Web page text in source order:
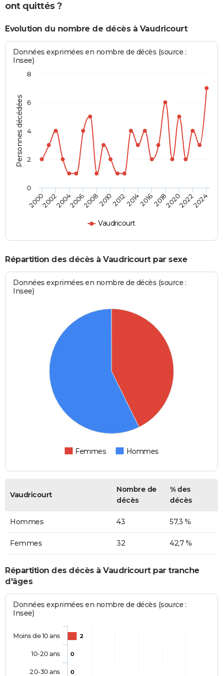
ont quittés ?
Evolution du nombre de décès à Vaudricourt
Personnes décédées
Données exprimées en nombre de décès (source :
Insee)
Vaudricourt
2000200220042006200820102012201420162018202020222024
0
2
4
6
8
Répartition des décès à Vaudricourt par sexe
Données exprimées en nombre de décès (source :
Insee)
Femmes Hommes
Vaudricourt
Nombre de
décès
% des
décès
Hommes 43 57,3 %
Femmes 32 42,7 %
Répartition des décès à Vaudricourt par tranche
d'âges
Données exprimées en nombre de décès (source :
Insee)
2
0
0
Moins de 10 ans
10-20 ans
20-30 ans